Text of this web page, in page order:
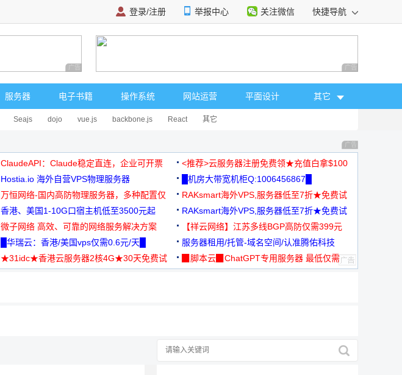
登录/注册 举报中心 关注微信 快捷导航
广告 商业广告，理性选择 广告 商业广告，理
服务器 电子书籍 操作系统 网站运营 平面设计 其它
Seajs dojo vue.js backbone.js React 其它
广告 商业广告，理
ClaudeAPI：Claude稳定直连，企业可开票
<推荐>云服务器注册免费领★充值白拿$100
Hostia.io 海外自营VPS物理服务器
█机房大带宽机柜Q:1006456867█
万恒网络-国内高防物理服务器，多种配置仅
99元/月起
RAKsmart海外VPS,服务器低至7折★免费试
用★
香港、美国1-10G口宿主机低至3500元起
RAKsmart海外VPS,服务器低至7折★免费试
用★
微子网络 高效、可靠的网络服务解决方案
【祥云网络】江苏多线BGP高防仅需399元
█华瑞云：香港/美国vps仅需0.6元/天█
服务器租用/托管-域名空间/认准腾佑科技
★31idc★香港云服务器2核4G★30天免费试
▉脚本云▉ChatGPT专用服务器 最低仅需